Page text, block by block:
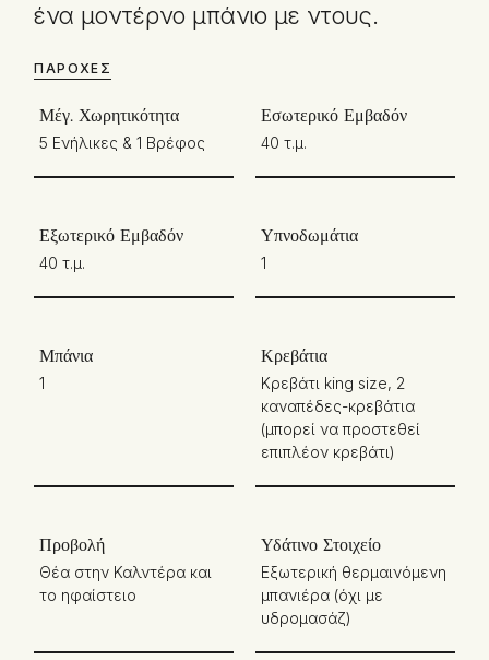
ένα μοντέρνο μπάνιο με ντους.
ΠΑΡΟΧΈΣ
Μέγ. Χωρητικότητα
5 Ενήλικες & 1 Βρέφος
Εσωτερικό Εμβαδόν
40 τ.μ.
Εξωτερικό Εμβαδόν
40 τ.μ.
Υπνοδωμάτια
1
Μπάνια
1
Κρεβάτια
Κρεβάτι king size, 2
καναπέδες-κρεβάτια
(μπορεί να προστεθεί
επιπλέον κρεβάτι)
Προβολή
Θέα στην Καλντέρα και
το ηφαίστειο
Υδάτινο Στοιχείο
Εξωτερική θερμαινόμενη
μπανιέρα (όχι με
υδρομασάζ)